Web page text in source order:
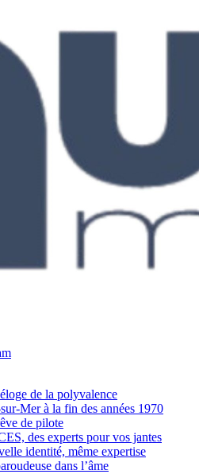
de la polyvalence
Mer à la fin des années 1970
de pilote
des experts pour vos jantes
identité, même expertise
dans l’âme